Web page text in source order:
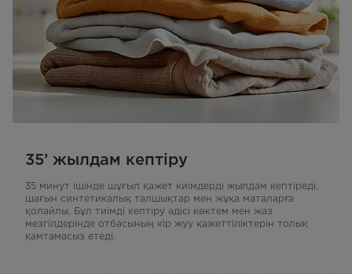
35’ жылдам кептіру
35 минут ішінде шұғыл қажет киімдерді жылдам кептіреді,
шағын синтетикалық талшықтар мен жұқа маталарға
қолайлы. Бұл тиімді кептіру әдісі көктем мен жаз
мезгілдерінде отбасының кір жуу қажеттіліктерін толық
қамтамасыз етеді.